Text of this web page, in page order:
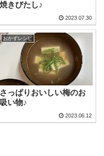
焼きびたし♪
2023.07.30
おかずレシピ
さっぱりおいしい梅のお
吸い物♪
2023.06.12